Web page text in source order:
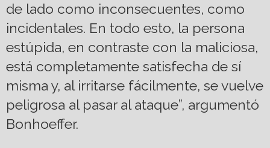
de lado como inconsecuentes, como
incidentales. En todo esto, la persona
estúpida, en contraste con la maliciosa,
está completamente satisfecha de sí
misma y, al irritarse fácilmente, se vuelve
peligrosa al pasar al ataque”, argumentó
Bonhoeffer.